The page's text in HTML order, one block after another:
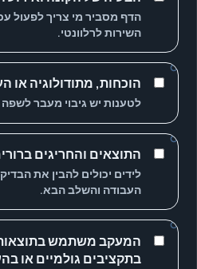
הדף מסביר מי צריך לפעול
השירות לרלוונטי.
הוכחות, מתודולוגיה או
לטענות יש גיבוי מעבר לשפה
התוצאים והחריגים
לידים יכולים להבין את
העבודה והשלב הבא.
המעקב משתמש
בתקציבים גולמיים או